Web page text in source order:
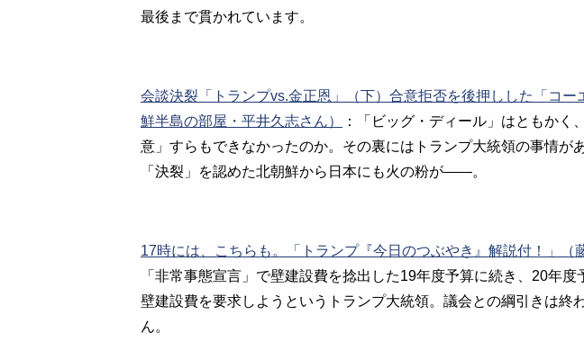
最後まで貫かれています。
会談決裂「トランプvs.金正恩」（下）合意拒否を後押しした「コー
鮮半島の部屋・平井久志さん）
：
「ビッグ・ディール」はともかく
意」すらもできなかったのか。その裏にはトランプ大統領の事情が
「決裂」を認めた北朝鮮から日本にも火の粉が――。
17時には、こちらも。「トランプ『今日のつぶやき』解説付！」（
「非常事態宣言」で壁建設費を捻出した19年度予算に続き、20年
壁建設費を要求しようというトランプ大統領。議会との綱引きは終
ん。